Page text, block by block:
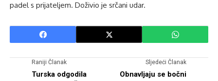
padel s prijateljem. Doživio je srčani udar.
Raniji Članak
Turska odgodila
Sljedeći Članak
Obnavljaju se bočni